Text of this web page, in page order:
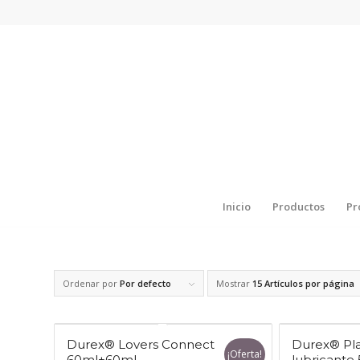
Inicio Productos
Ordenar por Por defecto Mostrar 15 Artículos por página
Durex® Lovers Connect
¡Oferta!
Durex®